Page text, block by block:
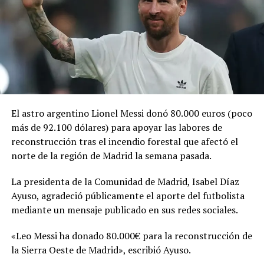
Durante la década de 1990, después de que «Los
Picapiedra» llegaran al cine, Warner Bros. planteó la
posibilidad de llevar también a «Los Supersónicos» a la
pantalla grande. Sin embargo, el proyecto no logró
consolidarse y permaneció archivado durante varias
décadas, hasta que en 2026 se dio vía libre a su
realización, con Jim Carrey como una de las principales
Comparte esto:
Facebook X
Me gusta esto:
El astro argentino Lionel Messi donó 80.000 euros (poco
más de 92.100 dólares) para apoyar las labores de
reconstrucción tras el incendio forestal que afectó el
norte de la región de Madrid la semana pasada.
La presidenta de la Comunidad de Madrid, Isabel Díaz
Ayuso, agradeció públicamente el aporte del futbolista
mediante un mensaje publicado en sus redes sociales.
«Leo Messi ha donado 80.000€ para la reconstrucción de
la Sierra Oeste de Madrid», escribió Ayuso.